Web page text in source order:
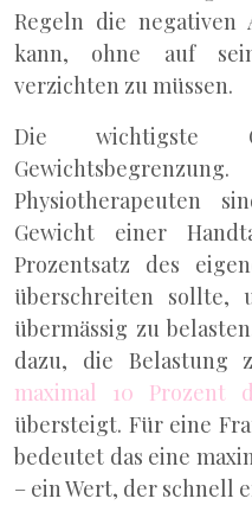
Regeln die negativen
kann, ohne auf
verzichten zu müssen.
Die wichtigste
Physiotherapeuten
Gewicht einer
Prozentsatz des
überschreiten sollte,
übermässig zu
dazu, die Belastung
maximal 10 Prozent
übersteigt. Für eine
bedeutet das eine
– ein Wert, der schnell